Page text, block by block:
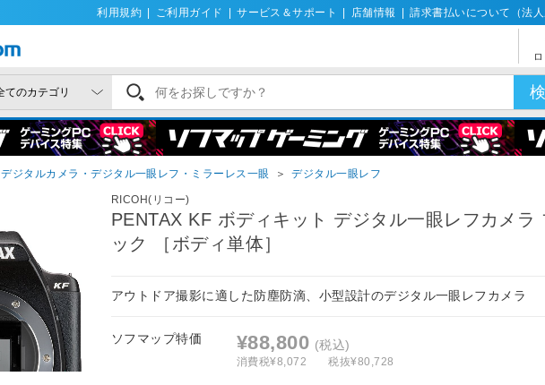
利用規約 ご利用ガイド サービス＆サポート 店舗情報 請求書払いについて（法人
デジタルカメラ・デジタル一眼レフ・ミラーレス一眼 ＞ デジタル一眼レフ
RICOH(リコー)
PENTAX KF ボディキット デジタル一眼レフカメラ
ック ［ボディ単体］
アウトドア撮影に適した防塵防滴、小型設計のデジタル一眼レフカメラ
ソフマップ特価 ¥88,800 (税込)
消費税¥8,072 税抜¥80,728